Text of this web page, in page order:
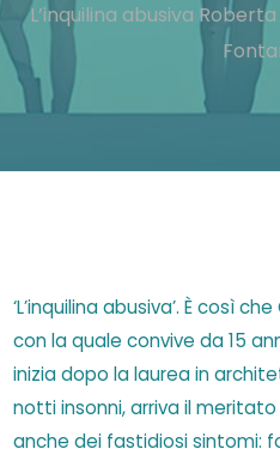
L’inquilina abusiva
‘L’inquilina abusiva’. È così
con la quale convive da 15
inizia dopo la laurea in
notti insonni, arriva il
anche dei fastidiosi sintomi: